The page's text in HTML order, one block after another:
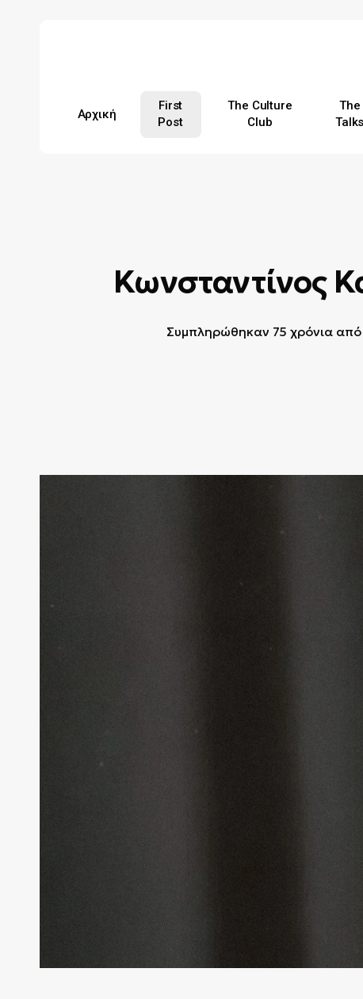
Αρχική
First
Post
The Culture
Club
The
Talks
Κωνσταντίνος
Συμπληρώθηκαν 75 χρόνια